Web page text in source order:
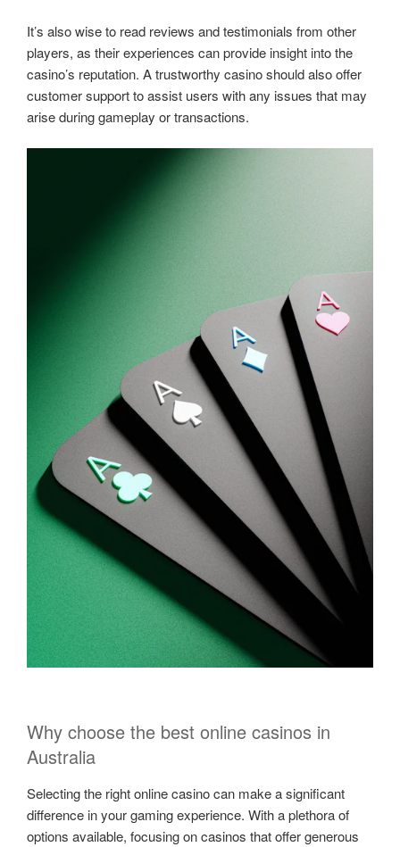
It’s also wise to read reviews and testimonials from other
players, as their experiences can provide insight into the
casino’s reputation. A trustworthy casino should also offer
customer support to assist users with any issues that may
arise during gameplay or transactions.
Why choose the best online casinos in
Australia
Selecting the right online casino can make a significant
difference in your gaming experience. With a plethora of
options available, focusing on casinos that offer generous